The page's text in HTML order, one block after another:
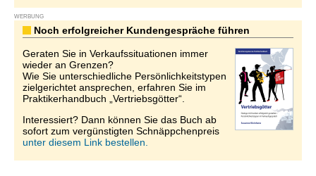
WERBUNG
Noch erfolgreicher Kundengespräche führen
Geraten Sie in Verkaufssituationen immer
wieder an Grenzen?
Wie Sie unterschiedliche Persönlichkeitstypen
zielgerichtet ansprechen, erfahren Sie im
Praktikerhandbuch „Vertriebsgötter“.
Interessiert? Dann können Sie das Buch ab
sofort zum vergünstigten Schnäppchenpreis
unter diesem Link bestellen.